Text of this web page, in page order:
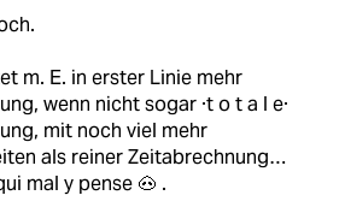
m. E. in erster Linie mehr
wenn nicht sogar ·t o t a l e·
mit noch viel mehr
als reiner Zeitabrechnung…
mal y pense 🐽 .